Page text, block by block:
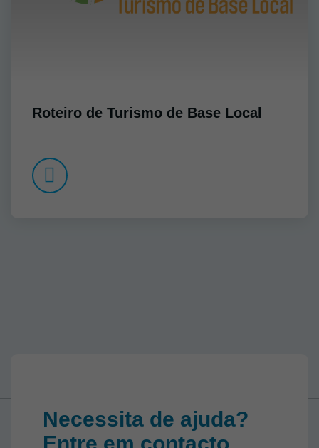
Roteiro de Turismo de Base Local
Necessita de ajuda?